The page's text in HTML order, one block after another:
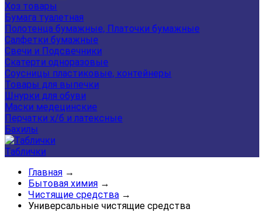
Хоз товары
Бумага туалетная
Полотенца бумажные, Платочки бумажные
Салфетки бумажные
Свечи и Подсвечники
Скатерти одноразовые
Соусницы пластиковые, контейнеры
Товары для выпечки
Шнурки для обуви
Маски медецинские
Перчатки х/б и латексные
Бахилы
Таблички
Главная →
Бытовая химия →
Чистящие средства →
Универсальные чистящие средства